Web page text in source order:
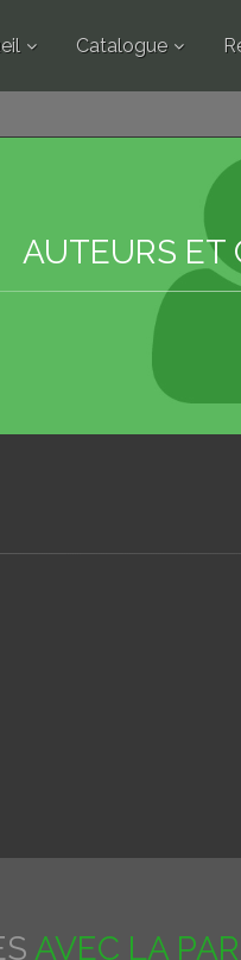
Catalogue
AUTEURS ET
AVEC LA